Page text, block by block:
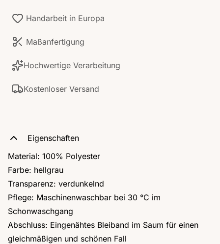
Handarbeit in Europa
Maßanfertigung
Hochwertige Verarbeitung
Kostenloser Versand
Eigenschaften
Material: 100% Polyester
Farbe: hellgrau
Transparenz: verdunkelnd
Pflege: Maschinenwaschbar bei 30 °C im
Schonwaschgang
Abschluss: Eingenähtes Bleiband im Saum für einen
gleichmäßigen und schönen Fall